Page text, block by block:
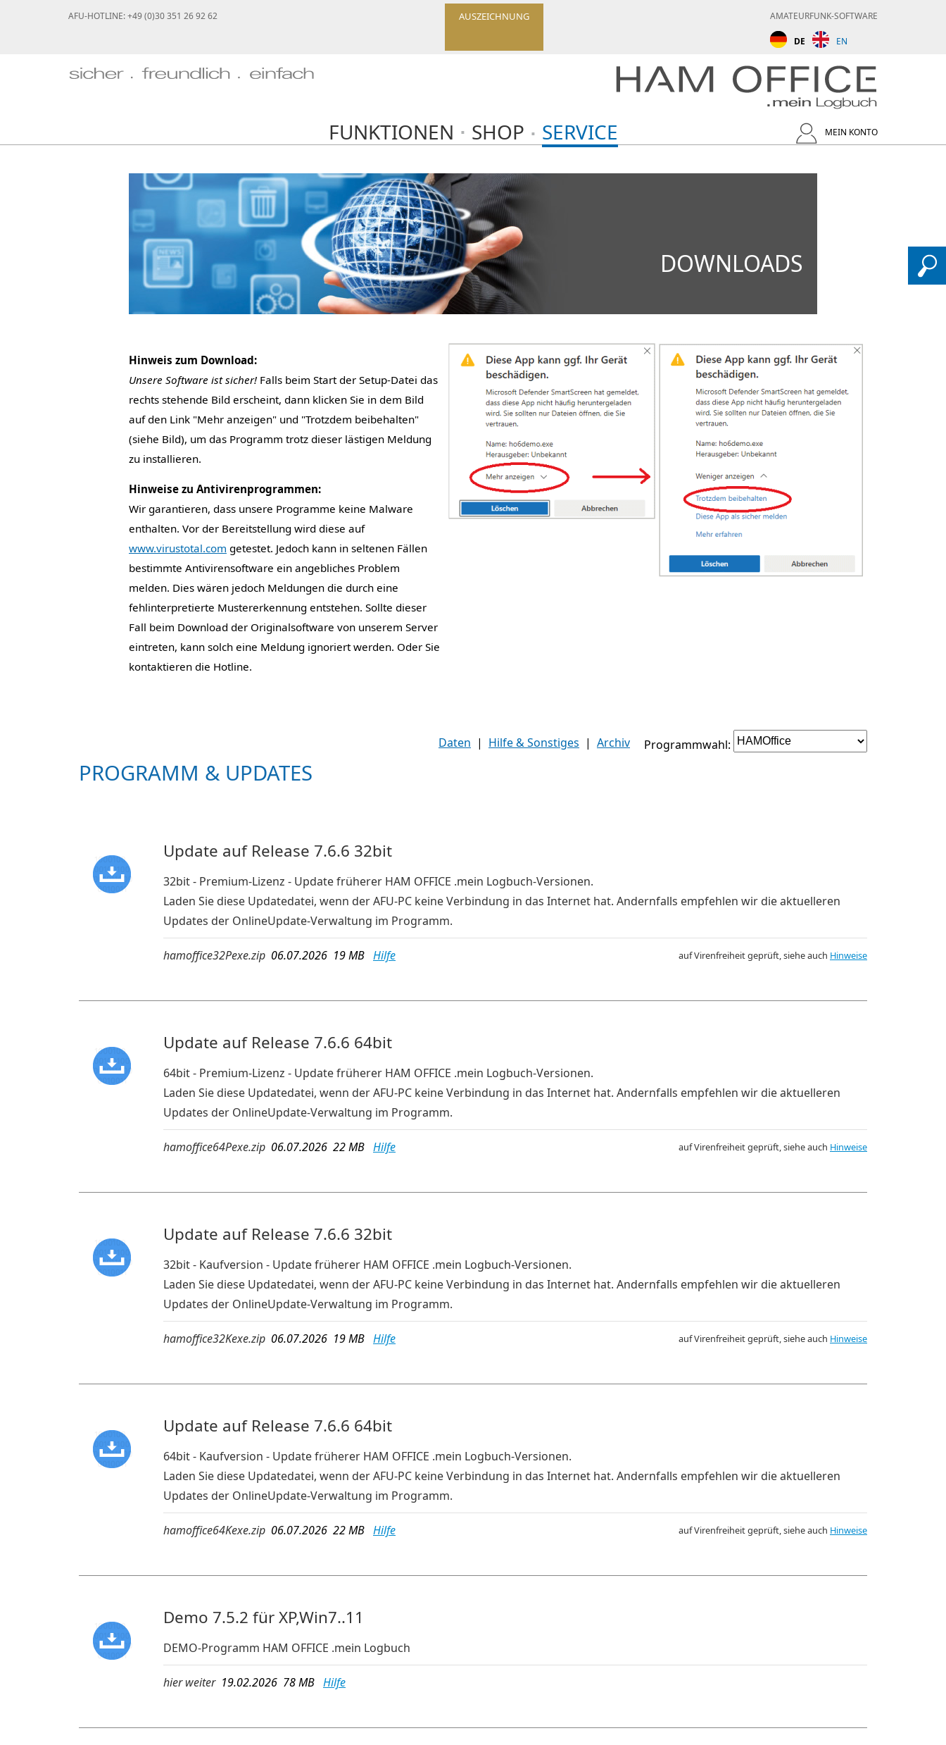
AFU-HOTLINE: +49 (0)30 351 26 92 62 AUSZEICHNUNG AMATEURFUNK-SOFTWARE
DE EN
MEIN KONTO
FUNKTIONEN SHOP SERVICE
DOWNLOADS
Hinweis zum Download:
Unsere Software ist sicher! Falls beim Start der Setup-Datei das
rechts stehende Bild erscheint, dann klicken Sie in dem Bild
auf den Link "Mehr anzeigen" und "Trotzdem beibehalten"
(siehe Bild), um das Programm trotz dieser lästigen Meldung
zu installieren.
Hinweise zu Antivirenprogrammen:
Wir garantieren, dass unsere Programme keine Malware
enthalten. Vor der Bereitstellung wird diese auf
www.virustotal.com getestet. Jedoch kann in seltenen Fällen
bestimmte Antivirensoftware ein angebliches Problem
melden. Dies wären jedoch Meldungen die durch eine
fehlinterpretierte Mustererkennung entstehen. Sollte dieser
Fall beim Download der Originalsoftware von unserem Server
eintreten, kann solch eine Meldung ignoriert werden. Oder Sie
kontaktieren die Hotline.
PROGRAMM & UPDATES
Programmwahl:
Daten | Hilfe & Sonstiges | Archiv
Update auf Release 7.6.6 32bit
32bit - Premium-Lizenz - Update früherer HAM OFFICE .mein Logbuch-Versionen.
Laden Sie diese Updatedatei, wenn der AFU-PC keine Verbindung in das Internet hat. Andernfalls empfehlen wir die aktuelleren
Updates der OnlineUpdate-Verwaltung im Programm.
hamoffice32Pexe.zip 06.07.2026 19 MB Hilfe auf Virenfreiheit geprüft, siehe auch Hinweise
Update auf Release 7.6.6 64bit
64bit - Premium-Lizenz - Update früherer HAM OFFICE .mein Logbuch-Versionen.
Laden Sie diese Updatedatei, wenn der AFU-PC keine Verbindung in das Internet hat. Andernfalls empfehlen wir die aktuelleren
Updates der OnlineUpdate-Verwaltung im Programm.
hamoffice64Pexe.zip 06.07.2026 22 MB Hilfe auf Virenfreiheit geprüft, siehe auch Hinweise
Update auf Release 7.6.6 32bit
32bit - Kaufversion - Update früherer HAM OFFICE .mein Logbuch-Versionen.
Laden Sie diese Updatedatei, wenn der AFU-PC keine Verbindung in das Internet hat. Andernfalls empfehlen wir die aktuelleren
Updates der OnlineUpdate-Verwaltung im Programm.
hamoffice32Kexe.zip 06.07.2026 19 MB Hilfe auf Virenfreiheit geprüft, siehe auch Hinweise
Update auf Release 7.6.6 64bit
64bit - Kaufversion - Update früherer HAM OFFICE .mein Logbuch-Versionen.
Laden Sie diese Updatedatei, wenn der AFU-PC keine Verbindung in das Internet hat. Andernfalls empfehlen wir die aktuelleren
Updates der OnlineUpdate-Verwaltung im Programm.
hamoffice64Kexe.zip 06.07.2026 22 MB Hilfe auf Virenfreiheit geprüft, siehe auch Hinweise
Demo 7.5.2 für XP,Win7..11
DEMO-Programm HAM OFFICE .mein Logbuch
hier weiter19.02.2026 78 MB Hilfe